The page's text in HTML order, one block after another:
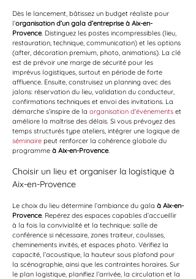
Dès le lancement, bâtissez un budget réaliste pour
l’organisation d’un gala d’entreprise à Aix-en-
Provence. Distinguez les postes incompressibles (lieu,
restauration, technique, communication) et les options
(after, décoration premium, photo, animations). La clé
est de prévoir une marge de sécurité pour les
imprévus logistiques, surtout en période de forte
affluence. Ensuite, construisez un planning avec des
jalons: réservation du lieu, validation du conducteur,
confirmations techniques et envoi des invitations. La
démarche s’inspire de la organisation d'événements et
améliore la maîtrise des délais. Si vous prévoyez des
temps structurés type ateliers, intégrer une logique de
séminaire peut renforcer la cohérence globale du
programme à Aix-en-Provence.
Choisir un lieu et organiser la logistique à
Aix-en-Provence
Le choix du lieu détermine l’ambiance du gala à Aix-en-
Provence. Repérez des espaces capables d’accueillir
à la fois la convivialité et la technique: salle de
conférence si nécessaire, zones traiteur, coulisses,
cheminements invités, et espaces photo. Vérifiez la
capacité, l’acoustique, la hauteur sous plafond pour
la scénographie, ainsi que les contraintes horaires. Sur
le plan logistique, planifiez l’arrivée, la circulation et la